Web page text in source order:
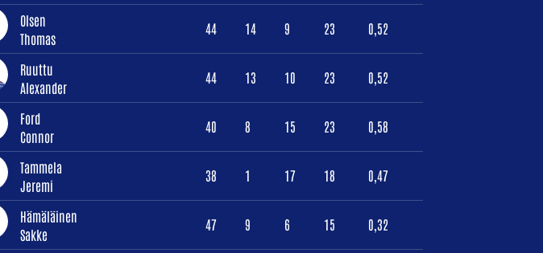
Olsen
Thomas
44 14 9 23 0,52
Ruuttu
Alexander
44 13 10 23 0,52
Ford
Connor
40 8 15 23 0,58
Tammela
Jeremi
38 1 17 18 0,47
Hämäläinen
Sakke
47 9 6 15 0,32